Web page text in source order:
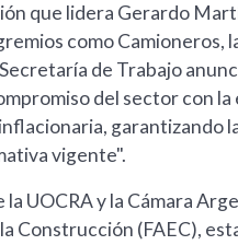
que lidera Gerardo
como
de Trabajo
del sector con
vigente".
UOCRA y la Cámara
Construcción (FAEC),